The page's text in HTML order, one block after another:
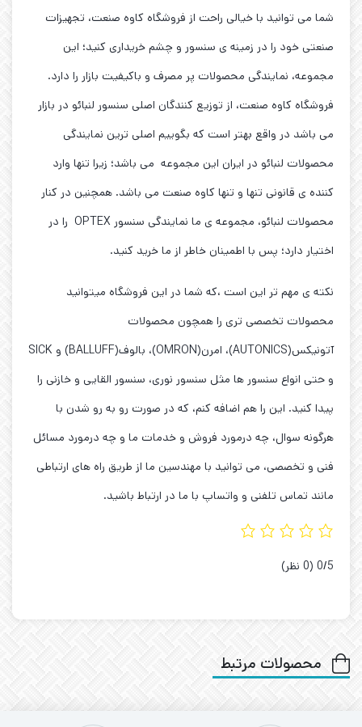
شما می توانید با خیالی راحت از فروشگاه کاوه صنعت، تجهیزات
صنعتی خود را در زمینه ی سنسور و چشم خریداری کنید؛ این
مجموعه، نمایندگی محصولات پر مصرف و باکیفیت بازار را دارد.
فروشگاه کاوه صنعت، از توزیع کنندگان اصلی سنسور لنبائو در بازار
می باشد در واقع بهتر است که بگوییم اصلی ترین نمایندگی
محصولات لنبائو در ایران این مجموعه می باشد؛ زیرا تنها وارد
کننده ی قانونی تنها و تنها کاوه صنعت می باشد. همچنین در کنار
محصولات لنبائو، مجموعه ی ما نمایندگی سنسور OPTEX را در
اختیار دارد؛ پس با اطمینان خاطر از ما خرید کنید.
نکته ی مهم تر این است ،که شما در این فروشگاه میتوانید
محصولات تخصصی تری را همچون محصولات
آتونیکس(AUTONICS)، امرن(OMRON)، بالوف(BALLUFF) و SICK
و حتی انواع سنسور ها مثل سنسور نوری، سنسور القایی و خازنی را
پیدا کنید. این را هم اضافه کنم، که در صورت رو به رو شدن با
هرگونه سوال، چه درمورد فروش و خدمات ما و چه درمورد مسائل
فنی و تخصصی، می توانید با مهندسین ما از طریق راه های ارتباطی
مانند تماس تلفنی و واتساپ با ما در ارتباط باشید.
‫0/5 ‫(0 نظر)
محصولات مرتبط